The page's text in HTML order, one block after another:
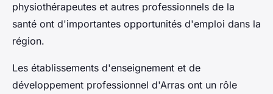
physiothérapeutes et autres professionnels de la
santé ont d'importantes opportunités d'emploi dans la
région.
Les établissements d'enseignement et de
développement professionnel d'Arras ont un rôle